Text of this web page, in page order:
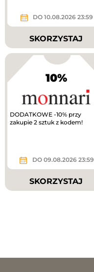
DO 10.08.2026 23:59
SKORZYSTAJ
10%
DODATKOWE -10% przy
zakupie 2 sztuk z kodem!
DO 09.08.2026 23:59
SKORZYSTAJ